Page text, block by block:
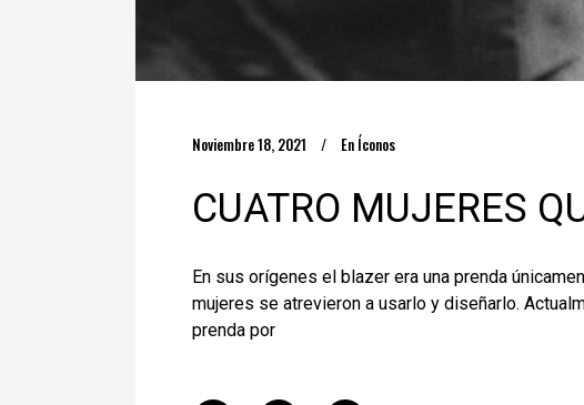
Noviembre 18, 2021 En Íconos
CUATRO MUJERES
En sus orígenes el blazer era una prenda
mujeres se atrevieron a usarlo y diseñarlo.
prenda por